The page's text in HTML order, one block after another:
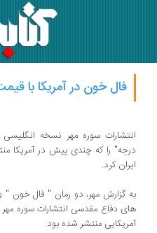
فال خون در آمریکا با قیمت
درجه" را که چندی پیش در آمریکا
ایران کرد.
های دفاع مقدسی انتشارات سوره
آمریکایی منتشر شده بود.